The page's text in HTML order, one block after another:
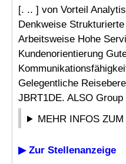
[. .. ] von Vorteil
Denkweise
Arbeitsweise Hohe
Kundenorientierung
Gelegentliche
JBRT1DE. ALSO
MEHR INFOS
▶ Zur Stellenanzeige